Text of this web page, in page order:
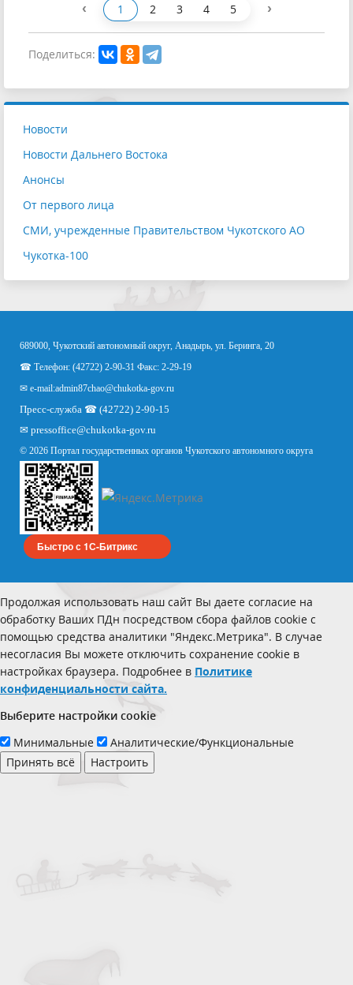
‹ 1 2 3 4 5 ›
Поделиться:
Новости
Новости Дальнего Востока
Анонсы
От первого лица
СМИ, учрежденные Правительством Чукотского АО
Чукотка-100
689000, Чукотский автономный округ, Анадырь, ул. Беринга, 20
☎ Телефон: (42722) 2-90-31 Факс: 2-29-19
✉ e-mail:admin87chao@chukotka-gov.ru
Пресс-служба ☎ (42722) 2-90-15
✉ pressoffice@chukotka-gov.ru
© 2026 Портал государственных органов Чукотского автономного округа
Быстро с 1С-Битрикс
Продолжая использовать наш сайт Вы даете согласие на
обработку Ваших ПДн посредством сбора файлов cookie с
помощью средства аналитики "Яндекс.Метрика". В случае
несогласия Вы можете отключить сохранение cookie в
настройках браузера. Подробнее в Политике
конфиденциальности сайта.
Выберите настройки cookie
Минимальные
Аналитические/Функциональные
Принять всё
Настроить